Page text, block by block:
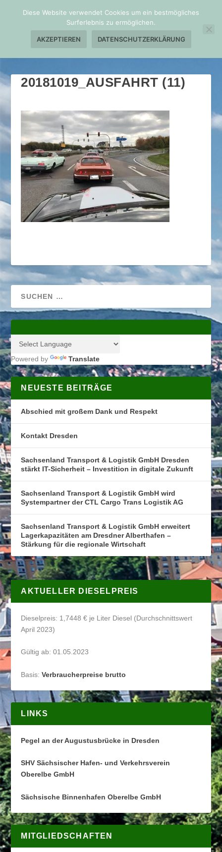
20181019_AUSFAHRT (11)
Powered by Translate
NEUESTE BEITRÄGE
Abschied mit großem Dank und Respekt
Kontakt Dresden
Sachsenland Transport & Logistik GmbH Dresden
stärkt IT-Sicherheit – Investition in digitale Zukunft
Sachsenland Transport & Logistik GmbH wird
Systempartner der CTL Cargo Trans Logistik AG
Sachsenland Transport & Logistik GmbH erweitert
Lagerkapazitäten am Dresdner Alberthafen –
Stärkung für die regionale Wirtschaft
AKTUELLER DIESELPREIS
Dieselpreis: 1,7448 € je Liter Diesel (Durchschnittswert
April 2023)
Gültig ab: 01.05.2023
Basis:Verbraucherpreise brutto
LINKS
Pegel an der Augustusbrücke in Dresden
SHV Sächsischer Hafen- und Verkehrsverein
Oberelbe GmbH
Sächsische Binnenhafen Oberelbe GmbH
MITGLIEDSCHAFTEN
Diese Website verwendet Cookies um ein bestmögliches
Surferlebnis zu ermöglichen.
AKZEPTIEREN DATENSCHUTZERKLÄRUNG